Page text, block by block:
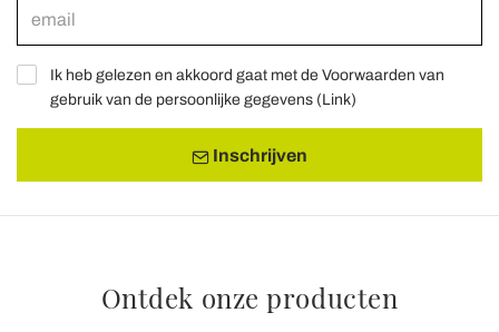
Ik heb gelezen en akkoord gaat met de Voorwaarden van
gebruik van de persoonlijke gegevens (Link)
Inschrijven
Ontdek onze producten